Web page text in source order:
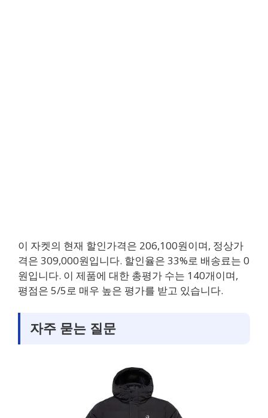
이 자켓의 현재 할인가격은 206,100원이며, 정상가
격은 309,000원입니다. 할인율은 33%로 배송료는 0
원입니다. 이 제품에 대한 총평가 수는 140개이며,
평점은 5/5로 매우 높은 평가를 받고 있습니다.
자주 묻는 질문